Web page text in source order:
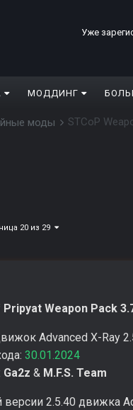
Уже
МОДДИНГ
моды STCoP
20 из 29
Pripyat Weapon Pack
Advanced X-Ray
30.01.2024
Ga2z & M.F.S. Team
2.5.40 движка